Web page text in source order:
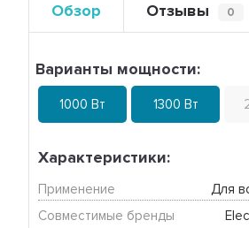
Обзор Отзывы 0
Варианты мощности:
1000 Вт 1300 Вт
Характеристики:
Применение
Для
Совместимые бренды